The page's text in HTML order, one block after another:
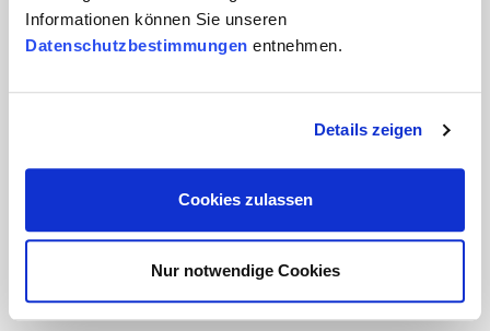
Informationen können Sie unseren
Datenschutzbestimmungen entnehmen.
Details zeigen
Cookies zulassen
Nur notwendige Cookies